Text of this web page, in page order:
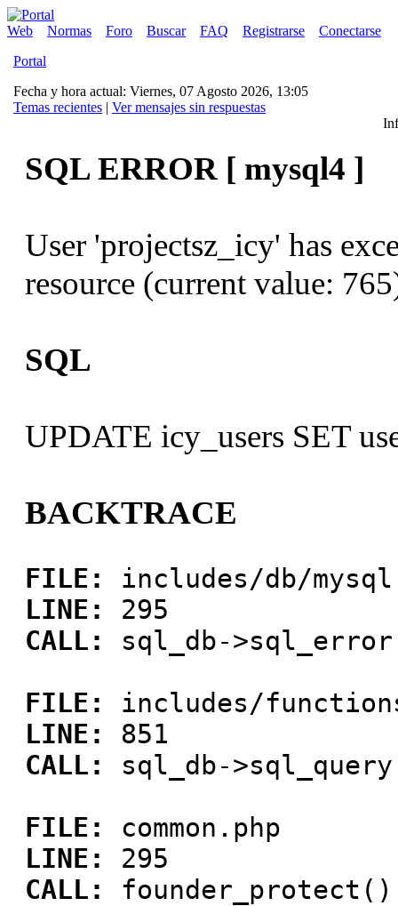
Web Normas Foro Buscar FAQ Registrarse
Conectarse
Portal
Fecha y hora actual: Viernes, 07 Agosto 2026, 13:05
Temas recientes | Ver mensajes sin respuestas
SQL ERROR [ mysql4 ]
User 'projectsz_icy' has
resource (current value:
SQL
UPDATE icy_users SET
BACKTRACE
FILE:
includes/db/
LINE:
295
CALL:
sql_db-
FILE:
includes/
LINE:
851
CALL:
sql_db-
FILE:
common.php
LINE:
295
CALL:
founder_protect()